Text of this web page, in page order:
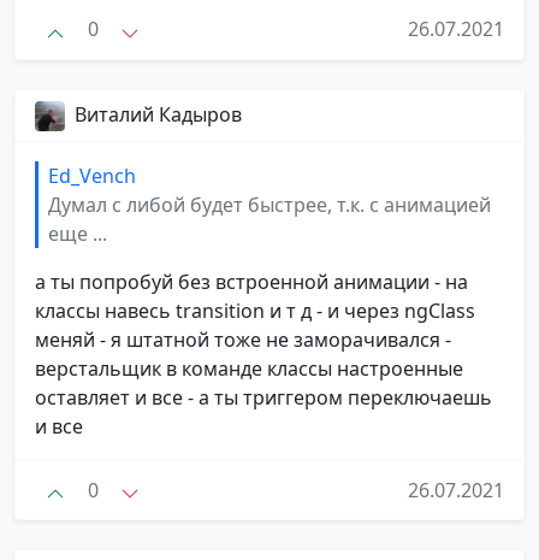
0 26.07.2021
Виталий Кадыров
Ed_Vench
Думал с либой будет быстрее, т.к. с анимацией
еще ...
а ты попробуй без встроенной анимации - на
классы навесь transition и т д - и через ngClass
меняй - я штатной тоже не заморачивался -
верстальщик в команде классы настроенные
оставляет и все - а ты триггером переключаешь
и все
0 26.07.2021